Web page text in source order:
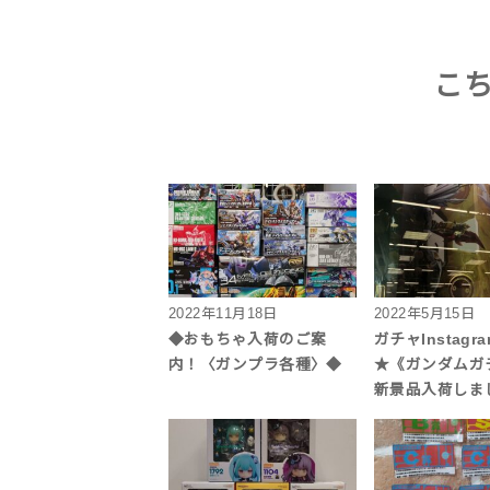
こ
2022年11月18日
◆おもちゃ入荷のご案
内！〈ガンプラ各種〉◆
2022年5月15日
ガチャ
★《ガンダムガ
新景品入荷し